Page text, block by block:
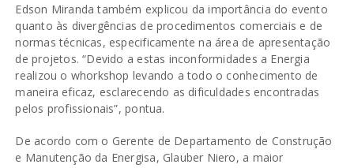
Edson Miranda também explicou da importância do evento
quanto às divergências de procedimentos comerciais e de
normas técnicas, especificamente na área de apresentação
de projetos. “Devido a estas inconformidades a Energia
realizou o whorkshop levando a todo o conhecimento de
maneira eficaz, esclarecendo as dificuldades encontradas
pelos profissionais”, pontua.
De acordo com o Gerente de Departamento de Construção
e Manutenção da Energisa, Glauber Niero, a maior